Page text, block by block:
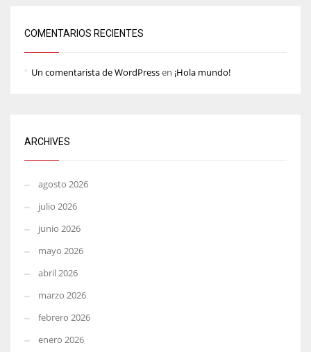
COMENTARIOS RECIENTES
Un comentarista de WordPressen ¡Hola mundo!
ARCHIVES
agosto 2026
julio 2026
junio 2026
mayo 2026
abril 2026
marzo 2026
febrero 2026
enero 2026